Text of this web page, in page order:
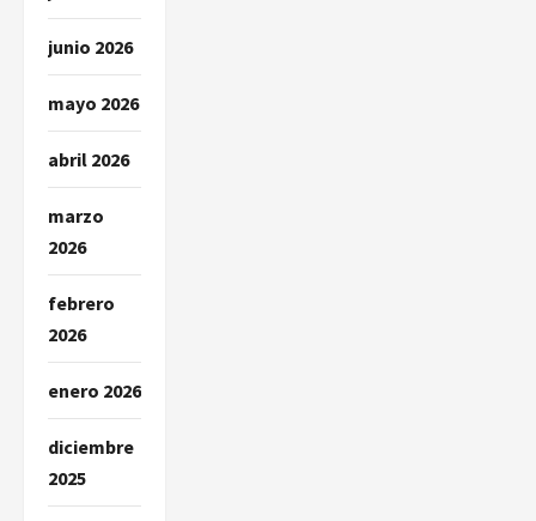
s
junio 2026
mayo 2026
abril 2026
marzo
2026
febrero
2026
enero 2026
diciembre
2025